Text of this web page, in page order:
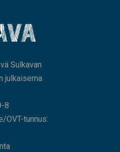
Sulkavan
julkaisema
8
OVT-tunnus: